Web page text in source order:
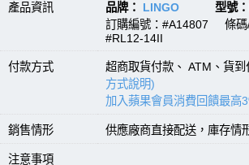
產品資訊 品牌： LINGO 型號：
訂購編號：#A14807 條碼
#RL12-14II
付款方式 超商取貨付款、 ATM、貨
方式說明)
加入蘋果會員消費回饋最高
銷售情形 供應廠商直接配送，庫存情
注意事項